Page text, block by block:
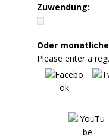
Zuwendung:
Oder
Please enter a